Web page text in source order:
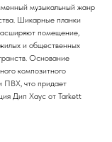
музыкальный жанр
Шикарные планки
помещение,
и общественных
Основание
композитного
ПВХ, что придает
Дип Хаус от Tarkett